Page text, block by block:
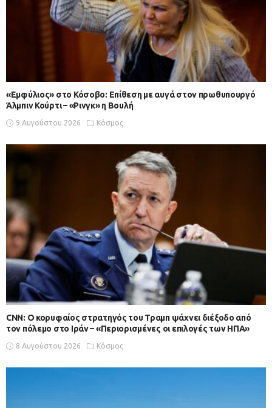
«Εμφύλιος» στο Κόσοβο: Επίθεση με αυγά στον πρωθυπουργό
Άλμπιν Κούρτι – «Ρινγκ» η Βουλή
9 Αυγούστου 2026 Κόσμος
CNN: Ο κορυφαίος στρατηγός του Τραμπ ψάχνει διέξοδο από
τον πόλεμο στο Ιράν – «Περιορισμένες οι επιλογές των ΗΠΑ»
8 Αυγούστου 2026 Κόσμος